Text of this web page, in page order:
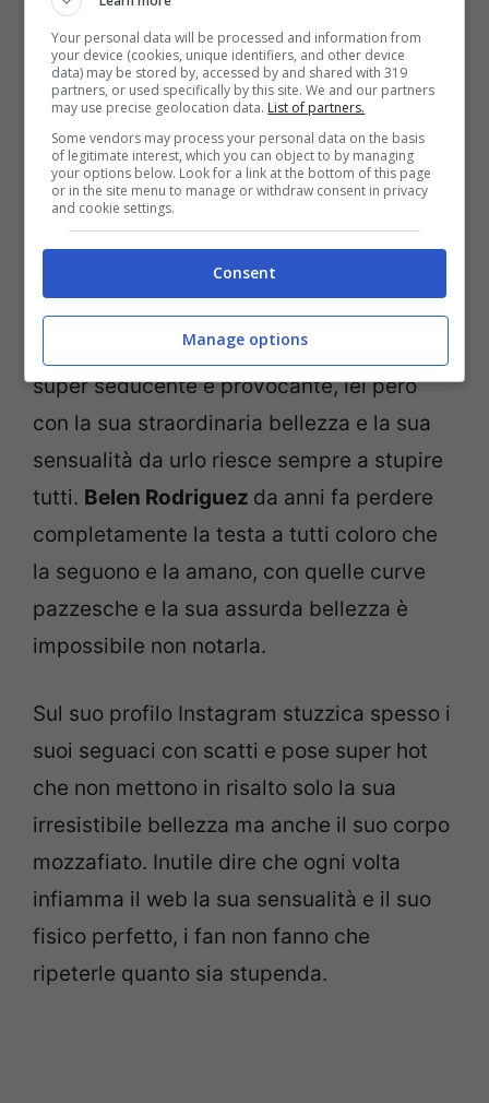
I suoi tantissimi fan sono abituati a vederla
super seducente e provocante, lei però
con la sua straordinaria bellezza e la sua
sensualità da urlo riesce sempre a stupire
tutti. Belen Rodriguez da anni fa perdere
completamente la testa a tutti coloro che
la seguono e la amano, con quelle curve
pazzesche e la sua assurda bellezza è
impossibile non notarla.
Sul suo profilo Instagram stuzzica spesso i
suoi seguaci con scatti e pose super hot
che non mettono in risalto solo la sua
irresistibile bellezza ma anche il suo corpo
mozzafiato. Inutile dire che ogni volta
infiamma il web la sua sensualità e il suo
fisico perfetto, i fan non fanno che
ripeterle quanto sia stupenda.
Your personal data will be processed and information from
your device (cookies, unique identifiers, and other device
data) may be stored by, accessed by and shared with 319
partners, or used specifically by this site. We and our partners
may use precise geolocation data. List of partners.
Some vendors may process your personal data on the basis
of legitimate interest, which you can object to by managing
your options below. Look for a link at the bottom of this page
or in the site menu to manage or withdraw consent in privacy
and cookie settings.
Consent
Manage options